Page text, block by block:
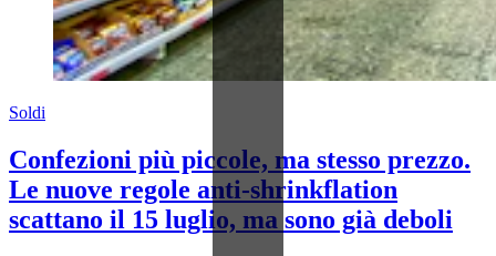
Soldi
Confezioni più piccole, ma stesso prezzo.
Le nuove regole anti-shrinkflation
scattano il 15 luglio, ma sono già deboli